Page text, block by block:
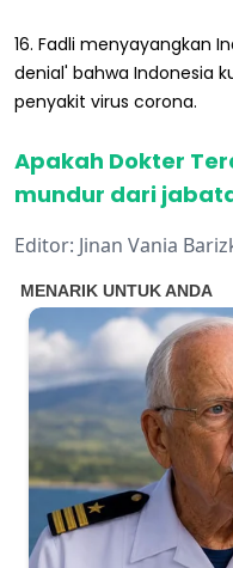
16. Fadli menyayangkan
denial' bahwa Indonesia
penyakit virus corona.
Apakah Dokter
mundur dari
Editor: Jinan Vania